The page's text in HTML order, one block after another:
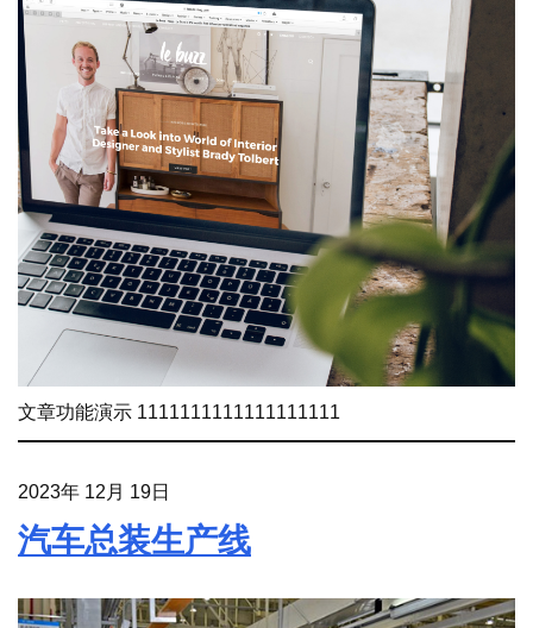
文章功能演示 1111111111111111111
2023年 12月 19日
汽车总装生产线